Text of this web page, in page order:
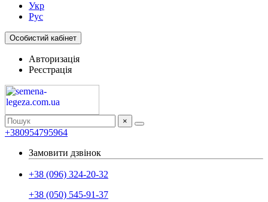
Укр
Рус
Особистий кабінет
Авторизація
Реєстрація
×
+380954795964
Замовити дзвінок
+38 (096) 324-20-32
+38 (050) 545-91-37